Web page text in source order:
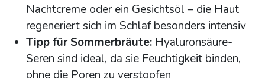
Nachtcreme oder ein Gesichtsöl – die Haut
regeneriert sich im Schlaf besonders intensiv
Tipp für Sommerbräute: Hyaluronsäure-
Seren sind ideal, da sie Feuchtigkeit binden,
ohne die Poren zu verstopfen